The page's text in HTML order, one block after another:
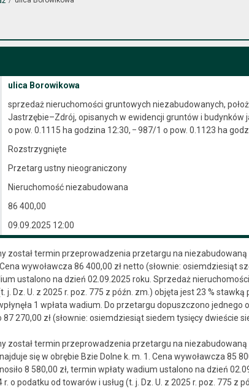
ulica Borowikowa
sprzedaż nieruchomości gruntowych niezabudowanych,
Jastrzębie–Zdrój, opisanych w ewidencji gruntów i budynków
o pow. 0.1115 ha godzina 12:30, ᠆ 987/1 o pow. 0.1123 ha
Rozstrzygnięte
Przetarg ustny nieograniczony
Nieruchomość niezabudowana
86 400,00
09.09.2025 12:00
został termin przeprowadzenia przetargu na niezabudowaną
wywoławcza 86 400,00 zł netto (słownie: osiemdziesiąt
ustalono na dzień 02.09.2025 roku. Sprzedaż
j. Dz. U. z 2025 r. poz. 775 z późn. zm.) objęta jest 23 %
1 wpłata wadium. Do przetargu dopuszczono
270,00 zł (słownie: osiemdziesiąt siedem tysięcy dwieście
został termin przeprowadzenia przetargu na
się w obrębie Bzie Dolne k. m. 1. Cena wywoławcza 85
8 580,00 zł, termin wpłaty wadium ustalono na dzień
o podatku od towarów i usług (t. j. Dz. U. z 2025 r. poz. 775 z